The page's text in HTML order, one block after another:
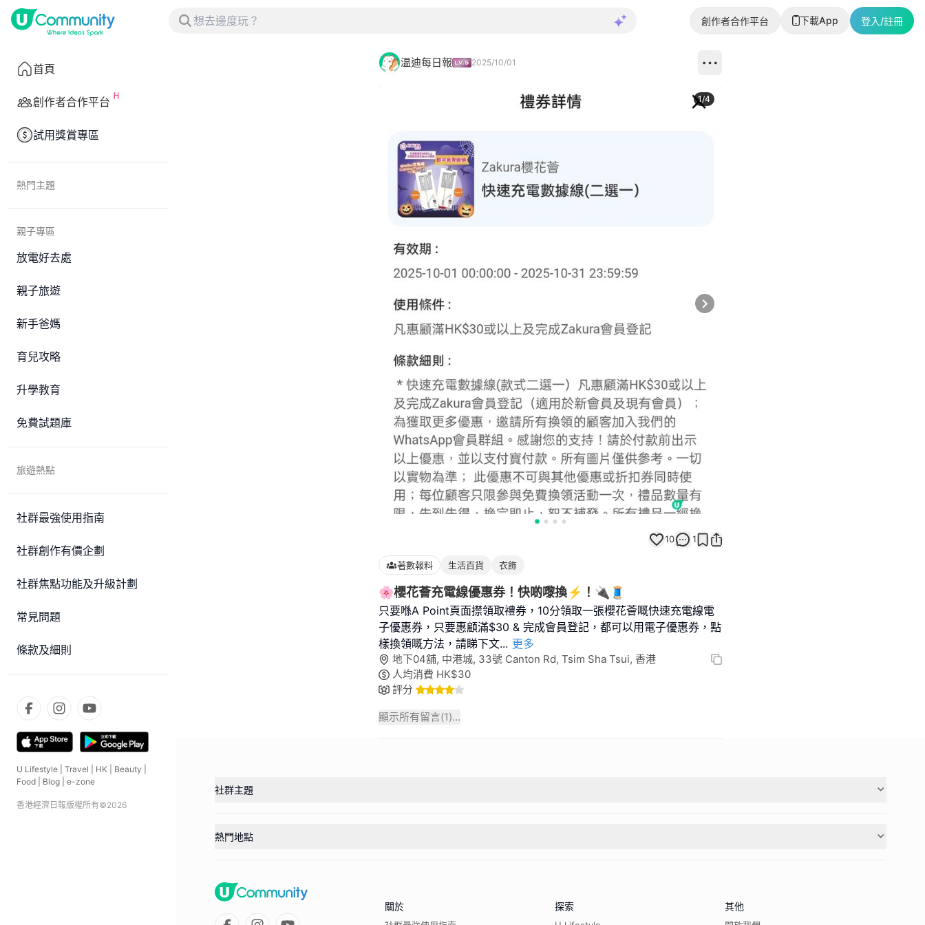
創作者合作平台 下載App 登入/註冊
首頁
創作者合作平台
試用獎賞專區
熱門主題
親子專區
放電好去處
親子旅遊
新手爸媽
育兒攻略
升學教育
免費試題庫
旅遊熱點
社群最強使用指南
社群創作有價企劃
社群焦點功能及升級計劃
常見問題
條款及細則
U Lifestyle Travel HK Beauty
Food
Blog e-zone
香港經濟日報版權所有©2026
温迪每日報 2025/10/01
Next slide
1/4
10 1
著數報料 生活百貨 衣飾
🌸櫻花薈充電線優惠券！快啲嚟換⚡️！🔌🧵
只要喺A Point頁面㩒領取禮券，10分領取一張櫻花薈嘅快速充電線電
子優惠券，只要惠顧滿$30 & 完成會員登記，都可以用電子優惠券，點
樣換領嘅方法，請睇下文... 更多
地下04舖, 中港城, 33號 Canton Rd, Tsim Sha Tsui, 香港
人均消費 HK$30
評分
顯示所有留言(1)...
社群主題
熱門地點
關於 探索 其他